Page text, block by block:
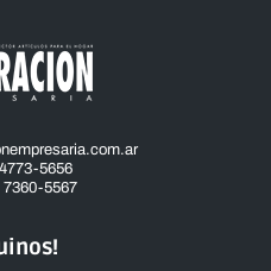
5656
7360-5567